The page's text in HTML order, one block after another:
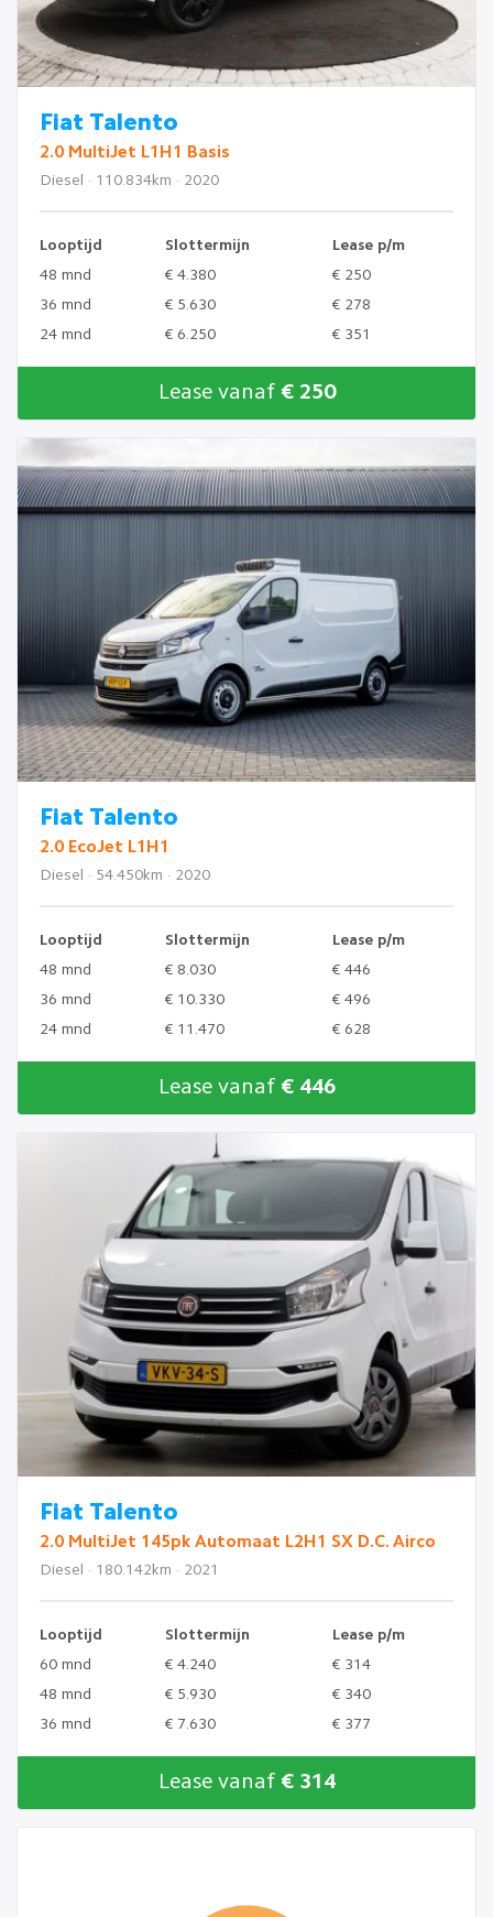
Fiat Talento
2.0 MultiJet L1H1 Basis
Diesel · 110.834km · 2020
Looptijd Slottermijn
Lease p/m
48 mnd
€ 4.380
€ 250
36 mnd
€ 5.630
€ 278
24 mnd
€ 6.250 € 351
Lease vanaf € 250
Fiat Talento
2.0 EcoJet L1H1
Diesel · 54.450km · 2020
Looptijd Slottermijn
Lease p/m
48 mnd
€ 8.030
€ 446
36 mnd
€ 10.330
€ 496
24 mnd
€ 11.470 € 628
Lease vanaf € 446
Fiat Talento
2.0 MultiJet 145pk Automaat L2H1 SX D.C. Airco
Diesel · 180.142km · 2021
Looptijd Slottermijn
Lease p/m
60 mnd
€ 4.240
€ 314
48 mnd
€ 5.930
€ 340
36 mnd
€ 7.630 € 377
Lease vanaf € 314